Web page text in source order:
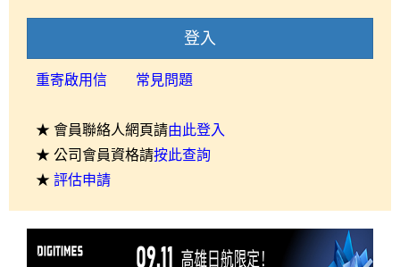
登入
重寄啟用信 常見問題
★ 會員聯絡人網頁請由此登入
★ 公司會員資格請按此查詢
★ 評估申請